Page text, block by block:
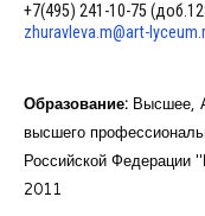
+7(495) 241-10-75
zhuravleva.m@art-
Образование: Высшее,
высшего
Российской Федерации
2011